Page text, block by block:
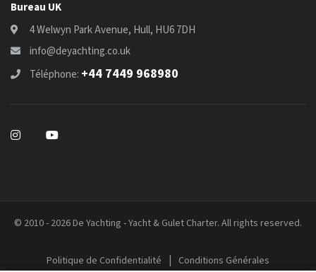
Bureau UK
4 Welwyn Park Avenue, Hull, HU6 7DH
info@deyachting.co.uk
Téléphone: +44 7449 968980
© 2010 - 2026 De Yachting - Yacht & Gulet Charter. All rights reserved.
Politique de Confidentialité | Conditions Générales